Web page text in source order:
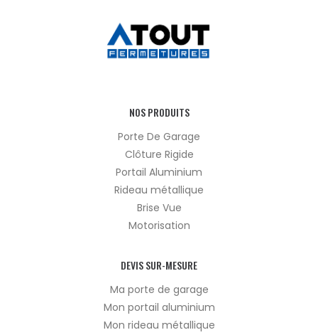
NOS PRODUITS
Porte De Garage
Clôture Rigide
Portail Aluminium
Rideau métallique
Brise Vue
Motorisation
DEVIS SUR-MESURE
Ma porte de garage
Mon portail aluminium
Mon rideau métallique